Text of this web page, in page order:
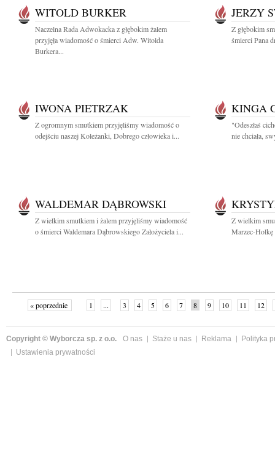
WITOLD BURKER
Naczelna Rada Adwokacka z głębokim żalem
przyjęła wiadomość o śmierci Adw. Witolda
Burkera...
JERZY
Z głębokim
śmierci Pana
IWONA PIETRZAK
Z ogromnym smutkiem przyjęliśmy wiadomość o
odejściu naszej Koleżanki, Dobrego człowieka i...
KINGA
"Odeszłaś
nie chciała,
WALDEMAR DĄBROWSKI
Z wielkim smutkiem i żalem przyjęliśmy wiadomość
o śmierci Waldemara Dąbrowskiego Założyciela i...
Z wielkim
Marzec-Holkę
« poprzednie 1 ... 3 4 5 6 7 8 9 10 11 12
Copyright © Wyborcza sp. z o.o. O nas Staże u nas Reklama
Polityka
Ustawienia prywatności